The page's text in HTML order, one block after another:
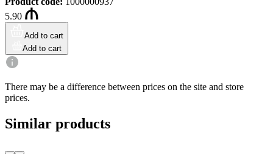
5.90
Add to cart
Add to cart
There may be a difference between prices on the site and store
prices.
Similar products